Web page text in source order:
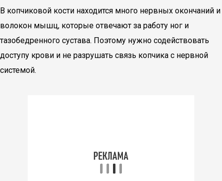
В копчиковой кости находится много нервных окончаний и
волокон мышц, которые отвечают за работу ног и
тазобедренного сустава. Поэтому нужно содействовать
доступу крови и не разрушать связь копчика с нервной
системой.